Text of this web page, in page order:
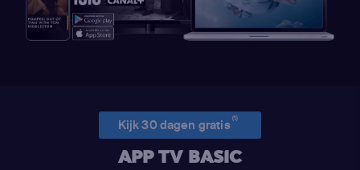
Kijk 30 dagen gratis(1)
APP TV BASIC